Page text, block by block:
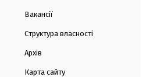
Вакансії
Структура власності
Архів
Карта сайту